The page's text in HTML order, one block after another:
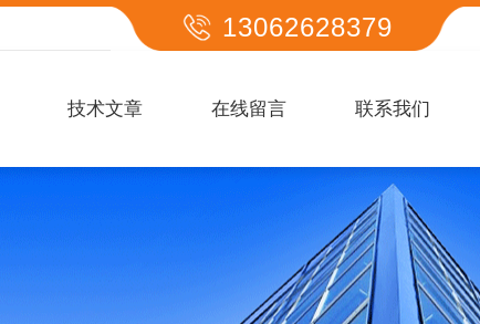
13062628379
技术文章 在线留言 联系我们